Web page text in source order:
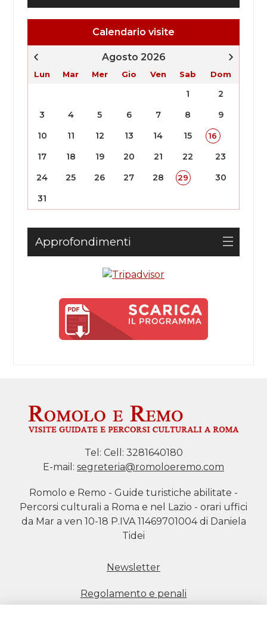
Calendario visite
Agosto 2026
Lun Mar Mer Gio Ven Sab Dom
1
2
3
4 5 6 7 8
9
10
11 12 13 14 15 16
17 18 19 20 21 22
23
24
25 26 27 28 29
30
31
Approfondimenti
Tel: Cell: 3281640180
E-mail: segreteria@romoloeremo.com
Romolo e Remo - Guide turistiche abilitate -
Percorsi culturali a Roma e nel Lazio - orari uffici
da Mar a ven 10-18 P.IVA 11469701004 di Daniela
Tidei
Newsletter
Regolamento e penali